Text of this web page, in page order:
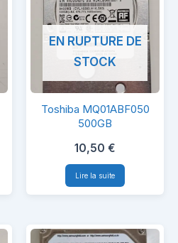
Toshiba
MQ01ABF050
500GB
EN RUPTURE DE
STOCK
Toshiba MQ01ABF050
500GB
10,50 €
Lire la suite